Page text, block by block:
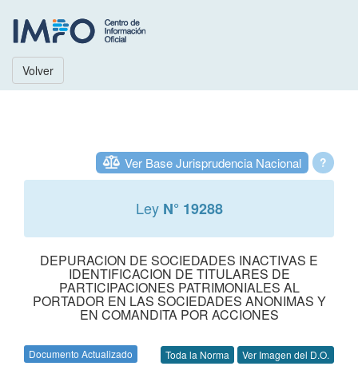
Volver
?
Ver Base Jurisprudencia Nacional
Ley N° 19288
DEPURACION DE SOCIEDADES INACTIVAS E
IDENTIFICACION DE TITULARES DE
PARTICIPACIONES PATRIMONIALES AL
PORTADOR EN LAS SOCIEDADES ANONIMAS Y
EN COMANDITA POR ACCIONES
Documento Actualizado Toda la Norma Ver Imagen del D.O.